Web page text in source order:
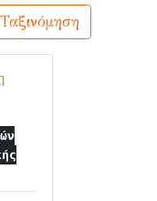
Ταξινόμηση